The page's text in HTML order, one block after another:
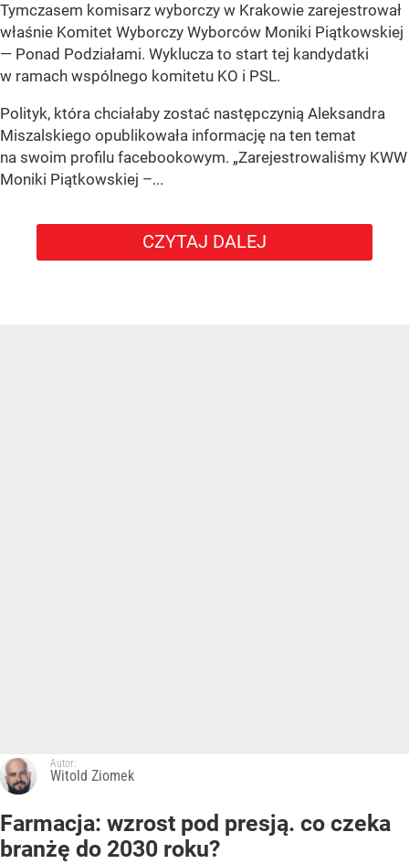
Tymczasem komisarz wyborczy w Krakowie zarejestrował
właśnie Komitet Wyborczy Wyborców Moniki Piątkowskiej
— Ponad Podziałami. Wyklucza to start tej kandydatki
w ramach wspólnego komitetu KO i PSL.
Polityk, która chciałaby zostać następczynią Aleksandra
Miszalskiego opublikowała informację na ten temat
na swoim profilu facebookowym. „Zarejestrowaliśmy KWW
Moniki Piątkowskiej –...
CZYTAJ DALEJ
Autor:
Witold Ziomek
Farmacja: wzrost pod presją. co czeka
branżę do 2030 roku?